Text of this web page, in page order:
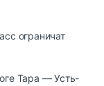
ограничат
Тара — Усть-